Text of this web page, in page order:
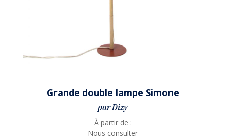
Grande double lampe Simone
par Dizy
À partir de :
Nous consulter